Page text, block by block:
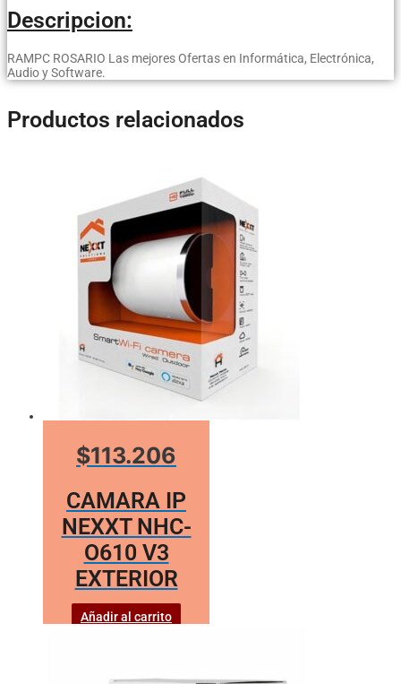
Descripcion:
RAMPC ROSARIO Las mejores Ofertas en Informática, Electrónica,
Audio y Software.
Productos relacionados
$113.206
CAMARA IP
NEXXT NHC-
O610 V3
EXTERIOR
Añadir al carrito